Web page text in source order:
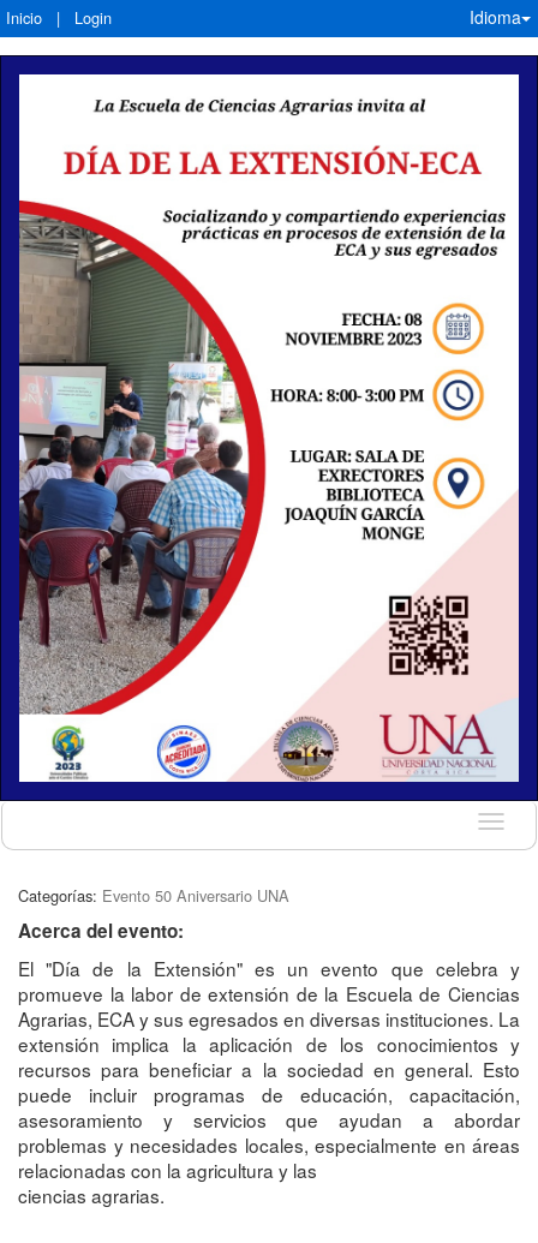
Inicio | Login Idioma
Idioma
Categorías: Evento 50 Aniversario UNA
Acerca del evento:
El "Día de la Extensión" es un evento que celebra y
promueve la labor de extensión de la Escuela de Ciencias
Agrarias, ECA y sus egresados en diversas instituciones. La
extensión implica la aplicación de los conocimientos y
recursos para beneficiar a la sociedad en general. Esto
puede incluir programas de educación, capacitación,
asesoramiento y servicios que ayudan a abordar
problemas y necesidades locales, especialmente en áreas
relacionadas con la agricultura y las
ciencias agrarias.